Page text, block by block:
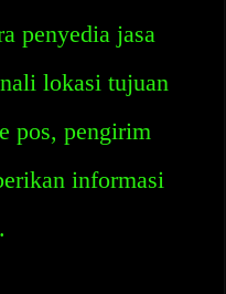
penyedia jasa
lokasi tujuan
pos, pengirim
informasi